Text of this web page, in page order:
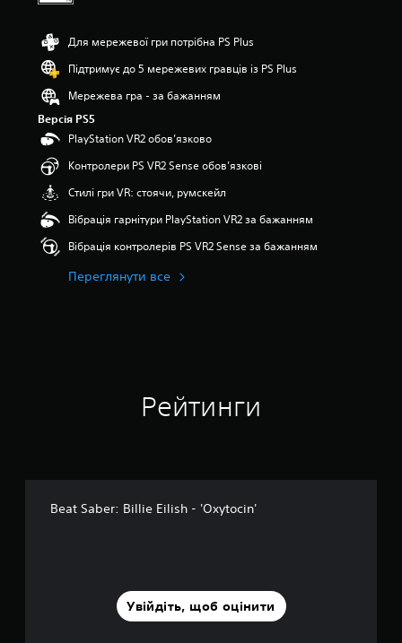
Для мережевої гри потрібна PS Plus
Підтримує до 5 мережевих гравців із PS Plus
Мережева гра - за бажанням
Версія PS5
PlayStation VR2 обов’язково
Контролери PS VR2 Sense обов’язкові
Стилі гри VR: стоячи, румскейл
Вібрація гарнітури PlayStation VR2 за бажанням
Вібрація контролерів PS VR2 Sense за бажанням
Переглянути все
Рейтинги
Beat Saber: Billie Eilish - 'Oxytocin'
Увійдіть, щоб оцінити